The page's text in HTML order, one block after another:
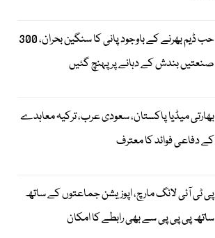
حب ڈیم بھرنے کے باوجود پانی کا سنگین بحران، 300
صنعتیں بندش کے دہانے پر پہنچ گئیں
بھارتی میڈیا پاکستان، سعودی عرب، ترکیہ معاہدے
کے دفاعی فوائد کا معترف
پی ٹی آئی لانگ مارچ، اپوزیشن جماعتوں کے ساتھ
ساتھ پی پی پی سے بھی رابطے کا امکان